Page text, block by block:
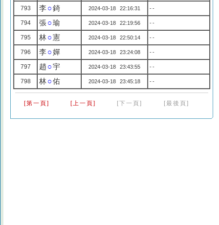
793 李○錡 2024-03-18 22:16:31 --
794 張○瑜 2024-03-18 22:19:56 --
795 林○憲 2024-03-18 22:50:14 --
796 李○嬋 2024-03-18 23:24:08 --
797 趙 ○宇 2024-03-18 23:43:55 --
798 林○佑 2024-03-18 23:45:18 --
[第一頁] [上一頁] [下一頁] [最後頁]